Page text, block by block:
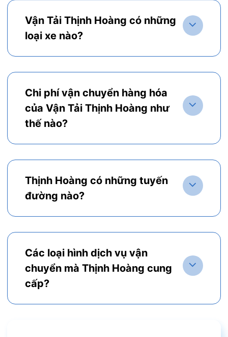
Vận Tải Thịnh Hoàng có những
loại xe nào?
Chi phí vận chuyển hàng hóa
của Vận Tải Thịnh Hoàng như
thế nào?
Thịnh Hoàng có những tuyến
đường nào?
Các loại hình dịch vụ vận
chuyển mà Thịnh Hoàng cung
cấp?